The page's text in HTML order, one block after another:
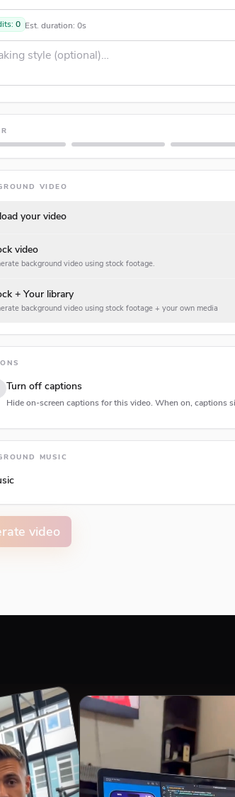
0 Est. duration: 0s
VIDEO
your video
video
background video using stock footage.
+ Your library
background video using stock footage + your own media
Turn off captions
Hide on-screen captions for this video. When on, captions
type
MUSIC
video